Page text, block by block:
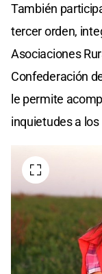
También
tercer orden,
Asociaciones
Confederación
le permite
inquietudes a